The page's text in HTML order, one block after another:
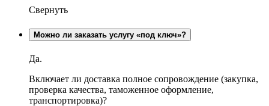
Свернуть
Можно ли заказать услугу «под ключ»?
Да.
Включает ли доставка полное сопровождение (закупка,
проверка качества, таможенное оформление,
транспортировка)?